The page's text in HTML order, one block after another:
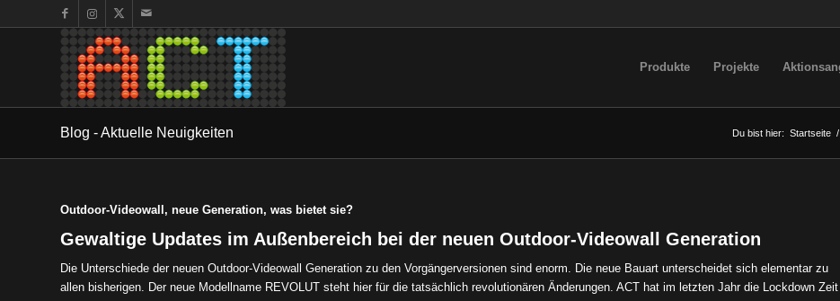
Produkte Projekte
Blog - Aktuelle Neuigkeiten Du bist hier: Startseite /
Outdoor-Videowall, neue Generation, was bietet sie?
Gewaltige Updates im Außenbereich bei der neuen Outdoor-Videowall Generation
Die Unterschiede der neuen Outdoor-Videowall Generation zu den Vorgängerversionen sind enorm. Die neue Bauart unterscheidet sich elementar zu
allen bisherigen. Der neue Modellname REVOLUT steht hier für die tatsächlich revolutionären Änderungen. ACT hat im letzten Jahr die Lockdown Zeit